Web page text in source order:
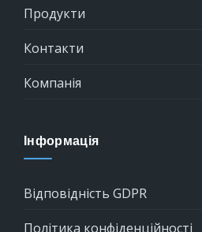
Продукти
Контакти
Компанія
Інформація
Відповідність GDPR
Політика конфіденційності